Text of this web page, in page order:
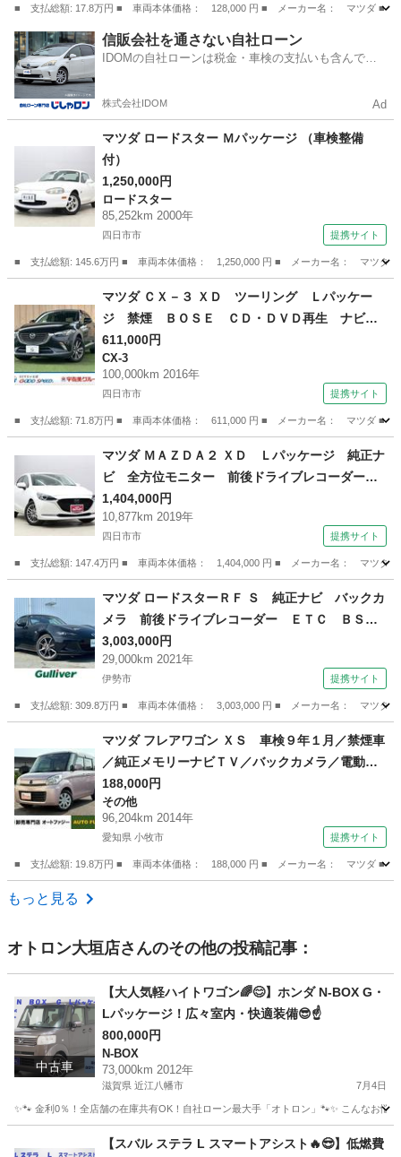
■ 支払総額: 17.8万円 ■ 車両本体価格： 128,000 円 ■ メーカー名： マツダ
愛知 岡崎市 その他
信販会社を通さない自社ローン
IDOMの自社ローンは税金・車検の支払いも含んでい
株式会社IDOM Ad
マツダ ロードスター Ｍパッケージ （車検整備
付）
1,250,000円
ロードスター
85,252km 2000年
四日市市 提携サイト
■ 支払総額: 145.6万円 ■ 車両本体価格： 1,250,000 円 ■ メーカー名： マツ
ロードスター
マツダ ＣＸ－３ ＸＤ ツーリング Ｌパッケー
ジ 禁煙 ＢＯＳＥ ＣＤ・ＤＶＤ再生 ナビ
フルセグテレビ ブラインドスポットモニター
ヘッドアップディスプレイ クルーズコントロー
ル スマートキー プッシュスタート ＥＴＣ
純正１８インチアルミホイール （車検整備付）
611,000円
CX-3
100,000km 2016年
四日市市 提携サイト
■ 支払総額: 71.8万円 ■ 車両本体価格： 611,000 円 ■ メーカー名： マツダ
CX-3
マツダ ＭＡＺＤＡ２ ＸＤ Ｌパッケージ 純正ナ
ビ 全方位モニター 前後ドライブレコーダー
ＥＴＣ ハーフレザーシート シートヒーター
ステアリングヒーター ヘッドアップディスプレ
イ パワーシート クリアランスソナー レーダ
ークルーズ ＬＥＤ （検8.9）
1,404,000円
10,877km 2019年
四日市市 提携サイト
■ 支払総額: 147.4万円 ■ 車両本体価格： 1,404,000 円 ■ メーカー名： マツ
マツダ
マツダ ロードスターＲＦ Ｓ 純正ナビ バックカ
メラ 前後ドライブレコーダー ＥＴＣ ＢＳ
Ｍ シートヒーター クルーズコントロール レ
ーンキープアシスト コーナーセンサー アイド
リングストップ 純正フロアマット 純正アルミ
ホイール （なし）
3,003,000円
29,000km 2021年
伊勢市 提携サイト
■ 支払総額: 309.8万円 ■ 車両本体価格： 3,003,000 円 ■ メーカー名： マツ
マツダ
マツダ フレアワゴン ＸＳ 車検９年１月／禁煙車
／純正メモリーナビＴＶ／バックカメラ／電動ス
ライドドア／スマートキー×２／ロールサンシェー
ド／ＥＴＣ／ステアリングリモコン／衝突軽減ブ
レーキ／Ａストップ／取説＆メンテナンスノート
188,000円
その他
96,204km 2014年
愛知県 小牧市 提携サイト
■ 支払総額: 19.8万円 ■ 車両本体価格： 188,000 円 ■ メーカー名： マツダ ■ 車
愛知 小牧市
もっと見る
オトロン大垣店さんのその他の投稿記事：
中古車
【大人気軽ハイトワゴン🌈😊】ホンダ N-BOX G・
Lパッケージ！広々室内・快適装備😎☝️
800,000円
N-BOX
73,000km 2012年
滋賀県 近江八幡市 7月4日
✨🐾 金利0％！全店舗の在庫共有OK！自社ローン最大手「オトロン」🐾✨ こんなお
近江八幡市 N-BOX
【スバル ステラ L スマートアシスト🔥😎】低燃費